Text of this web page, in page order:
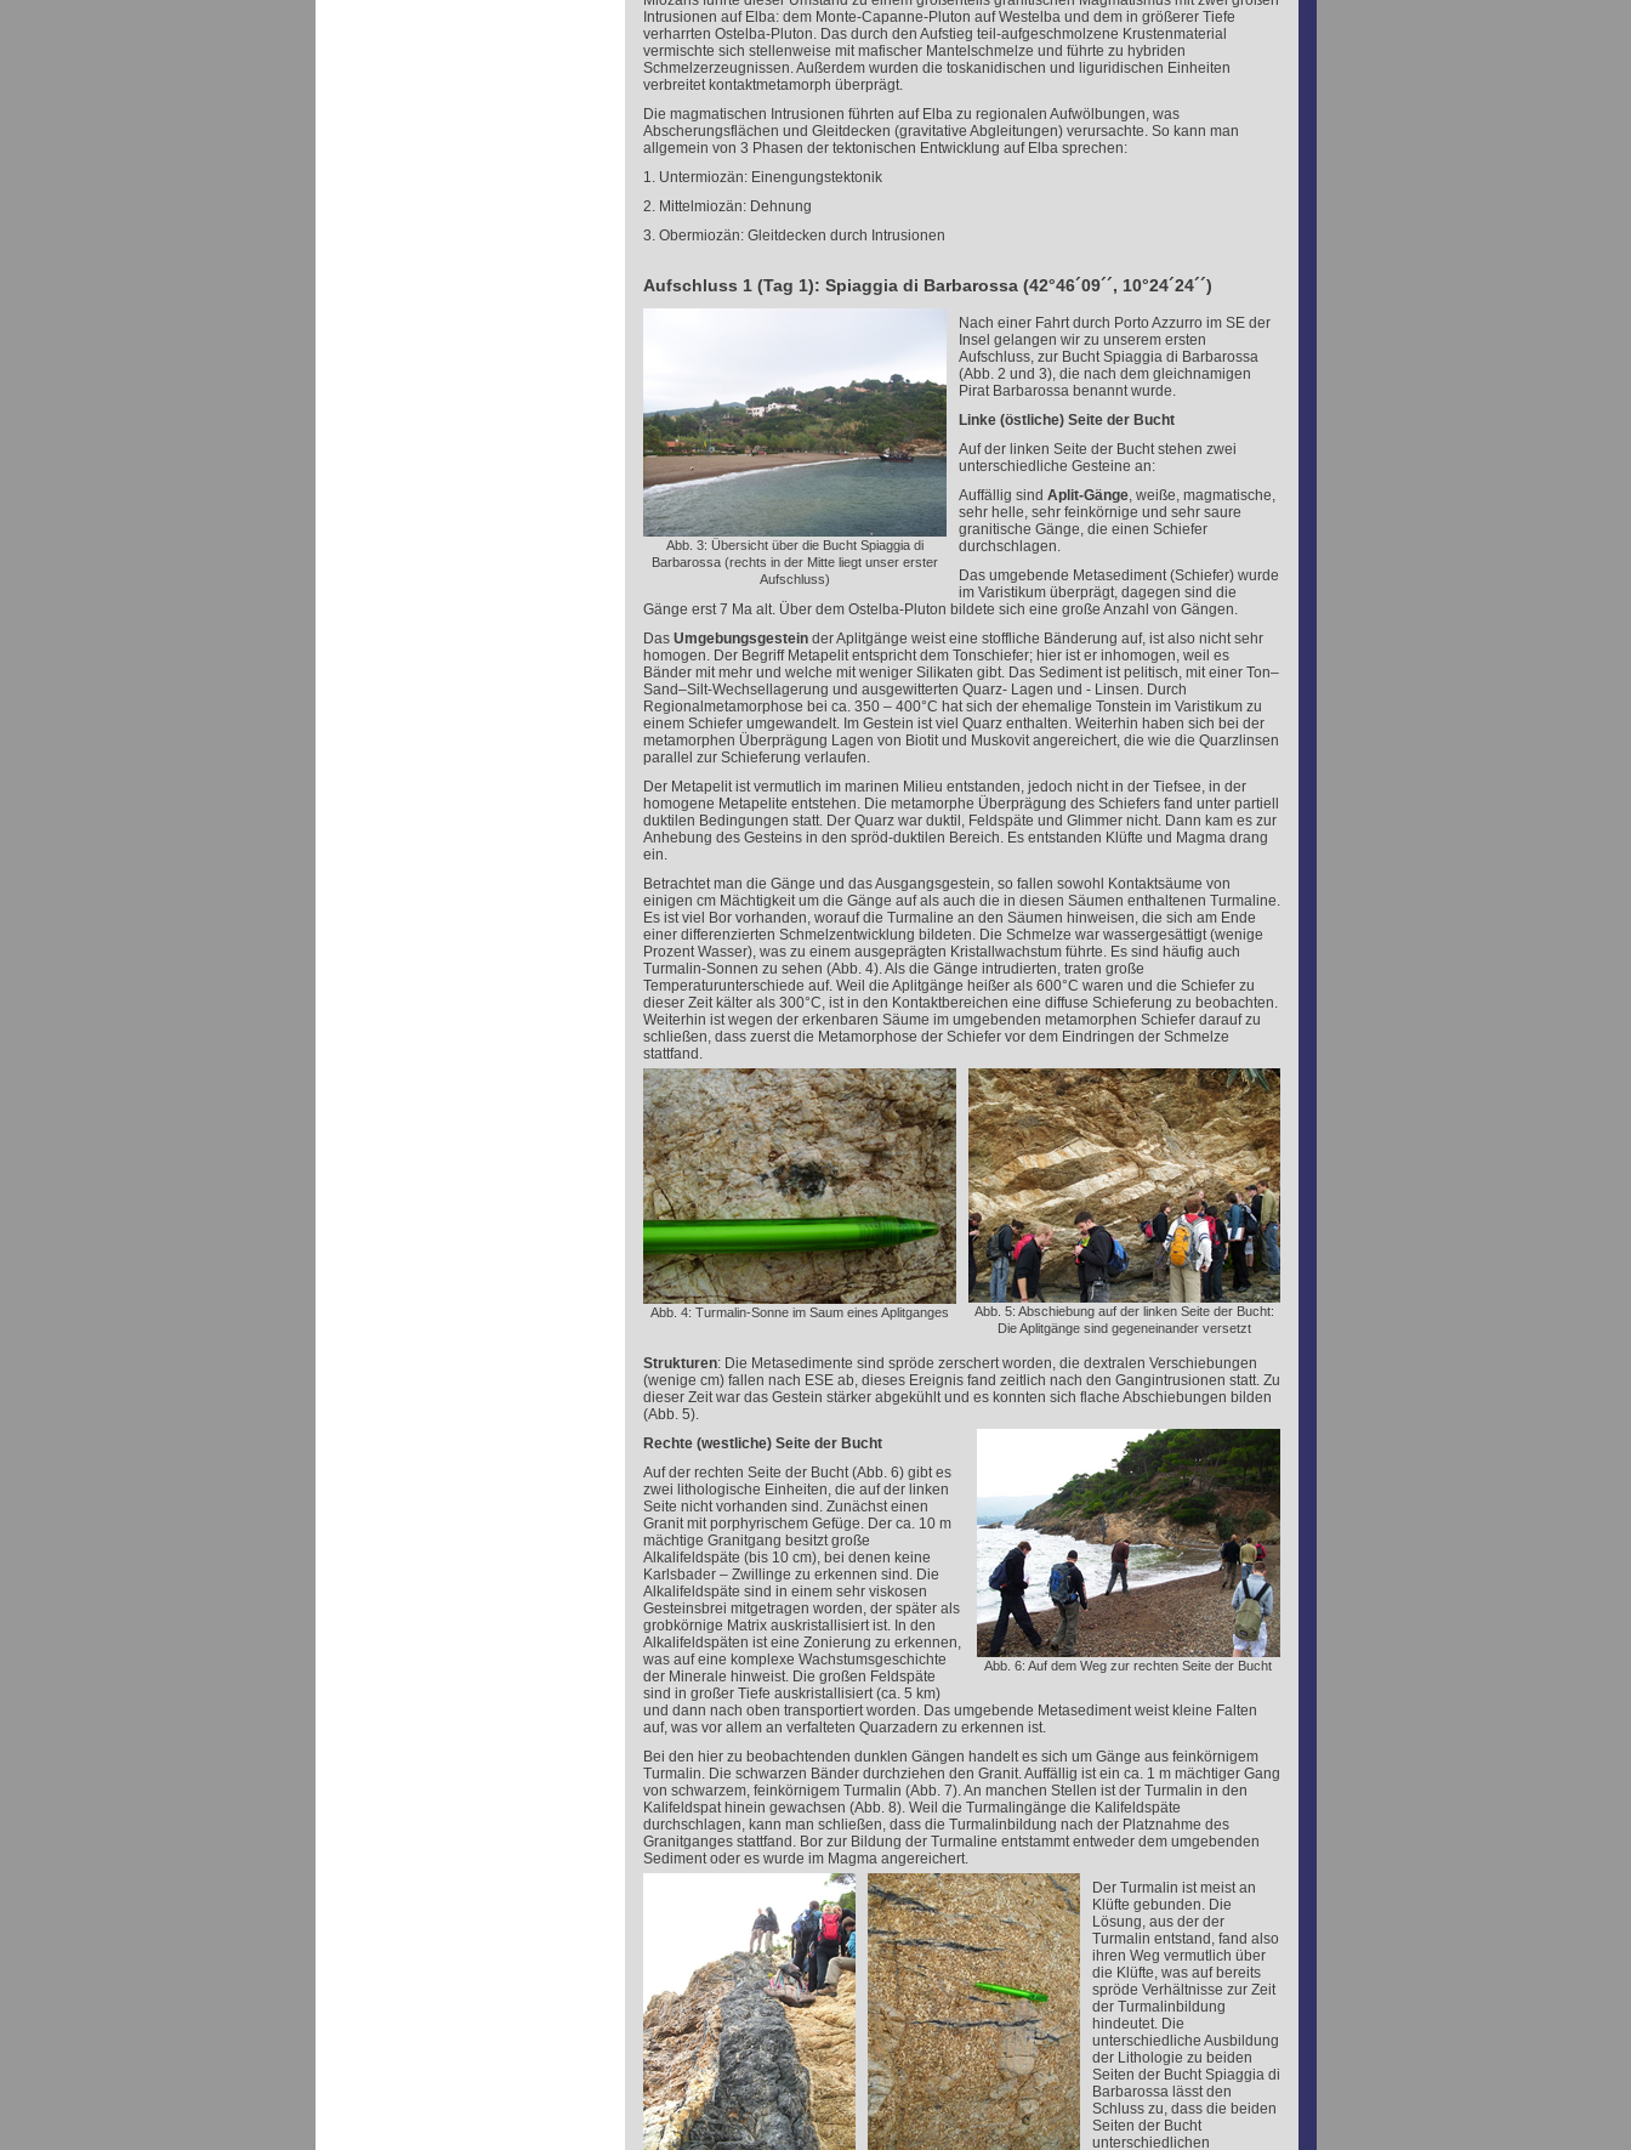
Intrusionen auf Elba: dem Monte-Capanne-Pluton auf Westelba und dem in größerer Tiefe
verharrten Ostelba-Pluton. Das durch den Aufstieg teil-aufgeschmolzene Krustenmaterial
vermischte sich stellenweise mit mafischer Mantelschmelze und führte zu hybriden
Schmelzerzeugnissen. Außerdem wurden die toskanidischen und liguridischen Einheiten
verbreitet kontaktmetamorph überprägt.
Die magmatischen Intrusionen führten auf Elba zu regionalen Aufwölbungen, was
Abscherungsflächen und Gleitdecken (gravitative Abgleitungen) verursachte. So kann man
allgemein von 3 Phasen der tektonischen Entwicklung auf Elba sprechen:
1. Untermiozän: Einengungstektonik
2. Mittelmiozän: Dehnung
3. Obermiozän: Gleitdecken durch Intrusionen
Aufschluss 1 (Tag 1): Spiaggia di Barbarossa (42°46´09´´, 10°24´24´´)
Abb. 3: Übersicht über die Bucht Spiaggia di
Barbarossa (rechts in der Mitte liegt unser erster
Aufschluss)
Nach einer Fahrt durch Porto Azzurro im SE der
Insel gelangen wir zu unserem ersten
Aufschluss, zur Bucht Spiaggia di Barbarossa
(Abb. 2 und 3), die nach dem gleichnamigen
Pirat Barbarossa benannt wurde.
Linke (östliche) Seite der Bucht
Auf der linken Seite der Bucht stehen zwei
unterschiedliche Gesteine an:
Auffällig sind Aplit-Gänge, weiße, magmatische,
sehr helle, sehr feinkörnige und sehr saure
granitische Gänge, die einen Schiefer
durchschlagen.
Das umgebende Metasediment (Schiefer) wurde
im Varistikum überprägt, dagegen sind die
Gänge erst 7 Ma alt. Über dem Ostelba-Pluton bildete sich eine große Anzahl von Gängen.
Das Umgebungsgesteinder Aplitgänge weist eine stoffliche Bänderung auf, ist also nicht sehr
homogen. Der Begriff Metapelit entspricht dem Tonschiefer; hier ist er inhomogen, weil es
Bänder mit mehr und welche mit weniger Silikaten gibt. Das Sediment ist pelitisch, mit einer Ton–
Sand–Silt-Wechsellagerung und ausgewitterten Quarz- Lagen und - Linsen. Durch
Regionalmetamorphose bei ca. 350 – 400°C hat sich der ehemalige Tonstein im Varistikum zu
einem Schiefer umgewandelt. Im Gestein ist viel Quarz enthalten. Weiterhin haben sich bei der
metamorphen Überprägung Lagen von Biotit und Muskovit angereichert, die wie die Quarzlinsen
parallel zur Schieferung verlaufen.
Der Metapelit ist vermutlich im marinen Milieu entstanden, jedoch nicht in der Tiefsee, in der
homogene Metapelite entstehen. Die metamorphe Überprägung des Schiefers fand unter partiell
duktilen Bedingungen statt. Der Quarz war duktil, Feldspäte und Glimmer nicht. Dann kam es zur
Anhebung des Gesteins in den spröd-duktilen Bereich. Es entstanden Klüfte und Magma drang
ein.
Betrachtet man die Gänge und das Ausgangsgestein, so fallen sowohl Kontaktsäume von
einigen cm Mächtigkeit um die Gänge auf als auch die in diesen Säumen enthaltenen Turmaline.
Es ist viel Bor vorhanden, worauf die Turmaline an den Säumen hinweisen, die sich am Ende
einer differenzierten Schmelzentwicklung bildeten. Die Schmelze war wassergesättigt (wenige
Prozent Wasser), was zu einem ausgeprägten Kristallwachstum führte. Es sind häufig auch
Turmalin-Sonnen zu sehen (Abb. 4). Als die Gänge intrudierten, traten große
Temperaturunterschiede auf. Weil die Aplitgänge heißer als 600°C waren und die Schiefer zu
dieser Zeit kälter als 300°C, ist in den Kontaktbereichen eine diffuse Schieferung zu beobachten.
Weiterhin ist wegen der erkenbaren Säume im umgebenden metamorphen Schiefer darauf zu
schließen, dass zuerst die Metamorphose der Schiefer vor dem Eindringen der Schmelze
stattfand.
Abb. 4: Turmalin-Sonne im Saum eines Aplitganges
Abb. 5: Abschiebung auf der linken Seite der Bucht:
Die Aplitgänge sind gegeneinander versetzt
Strukturen: Die Metasedimente sind spröde zerschert worden, die dextralen Verschiebungen
(wenige cm) fallen nach ESE ab, dieses Ereignis fand zeitlich nach den Gangintrusionen statt. Zu
dieser Zeit war das Gestein stärker abgekühlt und es konnten sich flache Abschiebungen bilden
(Abb. 5).
Abb. 6: Auf dem Weg zur rechten Seite der Bucht
Rechte (westliche) Seite der Bucht
Auf der rechten Seite der Bucht (Abb. 6) gibt es
zwei lithologische Einheiten, die auf der linken
Seite nicht vorhanden sind. Zunächst einen
Granit mit porphyrischem Gefüge. Der ca. 10 m
mächtige Granitgang besitzt große
Alkalifeldspäte (bis 10 cm), bei denen keine
Karlsbader – Zwillinge zu erkennen sind. Die
Alkalifeldspäte sind in einem sehr viskosen
Gesteinsbrei mitgetragen worden, der später als
grobkörnige Matrix auskristallisiert ist. In den
Alkalifeldspäten ist eine Zonierung zu erkennen,
was auf eine komplexe Wachstumsgeschichte
der Minerale hinweist. Die großen Feldspäte
sind in großer Tiefe auskristallisiert (ca. 5 km)
und dann nach oben transportiert worden. Das umgebende Metasediment weist kleine Falten
auf, was vor allem an verfalteten Quarzadern zu erkennen ist.
Bei den hier zu beobachtenden dunklen Gängen handelt es sich um Gänge aus feinkörnigem
Turmalin. Die schwarzen Bänder durchziehen den Granit. Auffällig ist ein ca. 1 m mächtiger Gang
von schwarzem, feinkörnigem Turmalin (Abb. 7). An manchen Stellen ist der Turmalin in den
Kalifeldspat hinein gewachsen (Abb. 8). Weil die Turmalingänge die Kalifeldspäte
durchschlagen, kann man schließen, dass die Turmalinbildung nach der Platznahme des
Granitganges stattfand. Bor zur Bildung der Turmaline entstammt entweder dem umgebenden
Sediment oder es wurde im Magma angereichert.
Der Turmalin ist meist an
Klüfte gebunden. Die
Lösung, aus der der
Turmalin entstand, fand also
ihren Weg vermutlich über
die Klüfte, was auf bereits
spröde Verhältnisse zur Zeit
der Turmalinbildung
hindeutet. Die
unterschiedliche Ausbildung
der Lithologie zu beiden
Seiten der Bucht Spiaggia di
Barbarossa lässt den
Schluss zu, dass die beiden
Seiten der Bucht
unterschiedlichen